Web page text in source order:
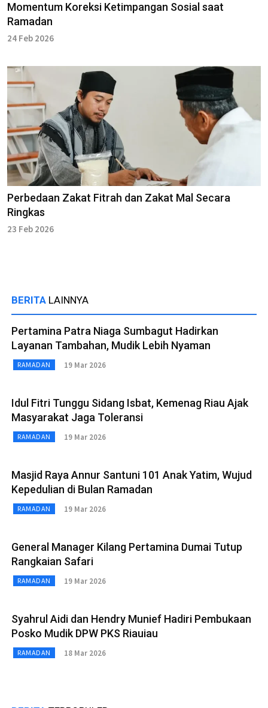
Momentum Koreksi Ketimpangan Sosial saat
Ramadan
24 Feb 2026
Perbedaan Zakat Fitrah dan Zakat Mal Secara
Ringkas
23 Feb 2026
BERITA LAINNYA
Pertamina Patra Niaga Sumbagut Hadirkan
Layanan Tambahan, Mudik Lebih Nyaman
RAMADAN 19 Mar 2026
Idul Fitri Tunggu Sidang Isbat, Kemenag Riau Ajak
Masyarakat Jaga Toleransi
RAMADAN 19 Mar 2026
Masjid Raya Annur Santuni 101 Anak Yatim, Wujud
Kepedulian di Bulan Ramadan
RAMADAN 19 Mar 2026
General Manager Kilang Pertamina Dumai Tutup
Rangkaian Safari
RAMADAN 19 Mar 2026
Syahrul Aidi dan Hendry Munief Hadiri Pembukaan
Posko Mudik DPW PKS Riauiau
RAMADAN 18 Mar 2026